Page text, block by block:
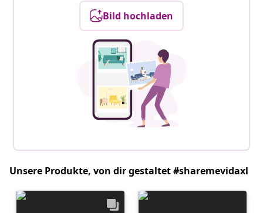
Bild hochladen
Unsere Produkte, von dir gestaltet #sharemevidaxl